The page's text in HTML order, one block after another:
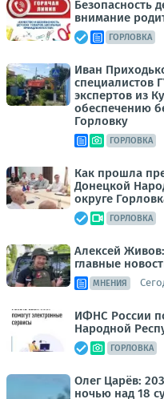
Безопасность
внимание
ГОРЛОВКА
Иван
специалистов
экспертов из
обеспечению
Горловку
ГОРЛОВКА
Как прошла
Донецкой
округе
ГОРЛОВКА
Алексей
главные
МНЕНИЯ
ИФНС России
Народной
ГОРЛОВКА
Олег Царёв:
ночью над 18